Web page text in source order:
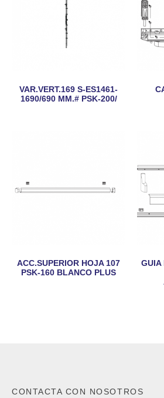
VAR.VERT.169 S-ES1461-
1690/690 MM.# PSK-200/
ACC.SUPERIOR HOJA 107
PSK-160 BLANCO PLUS
GUIA
CONTACTA CON NOSOTROS